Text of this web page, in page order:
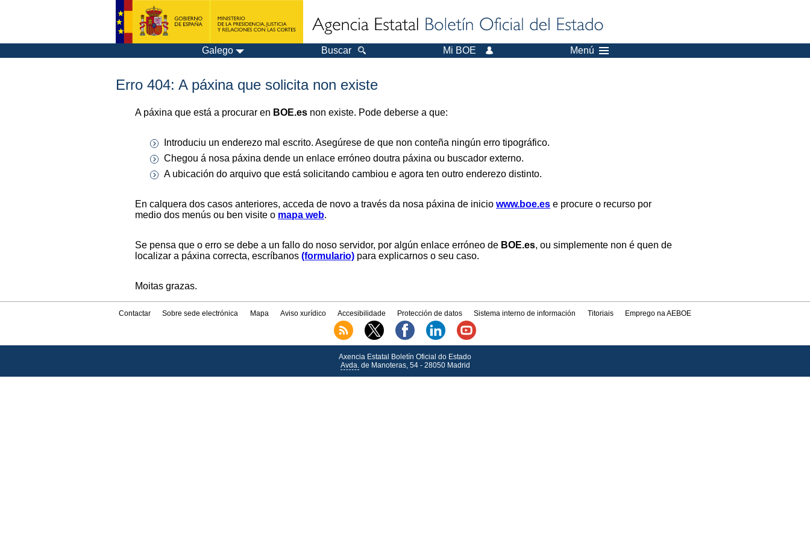
Galego Buscar Mi BOE Menú
Erro 404: A páxina que solicita non existe
A páxina que está a procurar en BOE.es non existe. Pode deberse a que:
Introduciu un enderezo mal escrito. Asegúrese de que non conteña ningún erro tipográfico.
Chegou á nosa páxina dende un enlace erróneo doutra páxina ou buscador externo.
A ubicación do arquivo que está solicitando cambiou e agora ten outro enderezo distinto.
En calquera dos casos anteriores, acceda de novo a través da nosa páxina de inicio www.boe.es e procure o recurso por
medio dos menús ou ben visite o mapa web.
Se pensa que o erro se debe a un fallo do noso servidor, por algún enlace erróneo de BOE.es, ou simplemente non é quen de
localizar a páxina correcta, escríbanos (formulario) para explicarnos o seu caso.
Moitas grazas.
Contactar Sobre sede electrónica Mapa Aviso xurídico Accesibilidade Protección de datos Sistema interno de información Titoriais Emprego na AEBOE
Axencia Estatal Boletín Oficial do Estado
Avda.de Manoteras, 54 - 28050 Madrid